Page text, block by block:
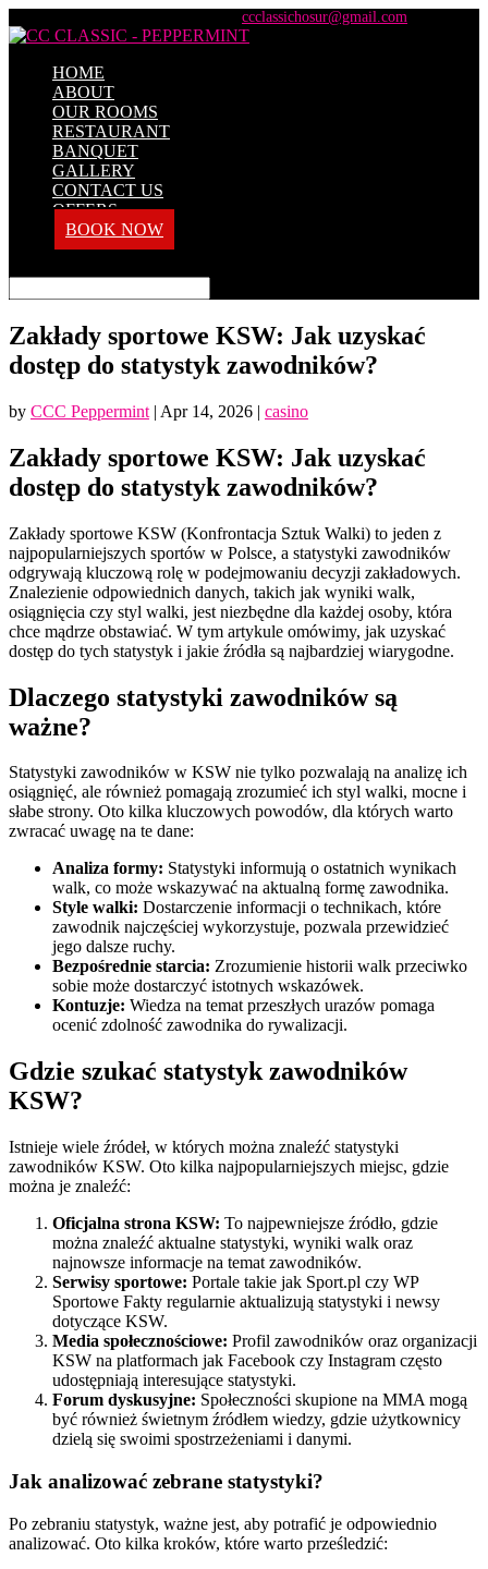
ccclassichosur@gmail.com
HOME
ABOUT
OUR ROOMS
RESTAURANT
BANQUET
GALLERY
CONTACT US
OFFERS
BOOK NOW
Zakłady sportowe KSW: Jak uzyskać
dostęp do statystyk zawodników?
by CCC Peppermint | Apr 14, 2026 | casino
Zakłady sportowe KSW: Jak uzyskać
dostęp do statystyk zawodników?
Zakłady sportowe KSW (Konfrontacja Sztuk Walki) to jeden z
najpopularniejszych sportów w Polsce, a statystyki zawodników
odgrywają kluczową rolę w podejmowaniu decyzji zakładowych.
Znalezienie odpowiednich danych, takich jak wyniki walk,
osiągnięcia czy styl walki, jest niezbędne dla każdej osoby, która
chce mądrze obstawiać. W tym artykule omówimy, jak uzyskać
dostęp do tych statystyk i jakie źródła są najbardziej wiarygodne.
Dlaczego statystyki zawodników są
ważne?
Statystyki zawodników w KSW nie tylko pozwalają na analizę ich
osiągnięć, ale również pomagają zrozumieć ich styl walki, mocne i
słabe strony. Oto kilka kluczowych powodów, dla których warto
zwracać uwagę na te dane:
Analiza formy: Statystyki informują o ostatnich wynikach
walk, co może wskazywać na aktualną formę zawodnika.
Style walki: Dostarczenie informacji o technikach, które
zawodnik najczęściej wykorzystuje, pozwala przewidzieć
jego dalsze ruchy.
Bezpośrednie starcia: Zrozumienie historii walk przeciwko
sobie może dostarczyć istotnych wskazówek.
Kontuzje: Wiedza na temat przeszłych urazów pomaga
ocenić zdolność zawodnika do rywalizacji.
Gdzie szukać statystyk zawodników
KSW?
Istnieje wiele źródeł, w których można znaleźć statystyki
zawodników KSW. Oto kilka najpopularniejszych miejsc, gdzie
można je znaleźć:
Oficjalna strona KSW: To najpewniejsze źródło, gdzie
można znaleźć aktualne statystyki, wyniki walk oraz
najnowsze informacje na temat zawodników.
Serwisy sportowe: Portale takie jak Sport.pl czy WP
Sportowe Fakty regularnie aktualizują statystyki i newsy
dotyczące KSW.
Media społecznościowe: Profil zawodników oraz organizacji
KSW na platformach jak Facebook czy Instagram często
udostępniają interesujące statystyki.
Forum dyskusyjne: Społeczności skupione na MMA mogą
być również świetnym źródłem wiedzy, gdzie użytkownicy
dzielą się swoimi spostrzeżeniami i danymi.
Jak analizować zebrane statystyki?
Po zebraniu statystyk, ważne jest, aby potrafić je odpowiednio
analizować. Oto kilka kroków, które warto prześledzić: